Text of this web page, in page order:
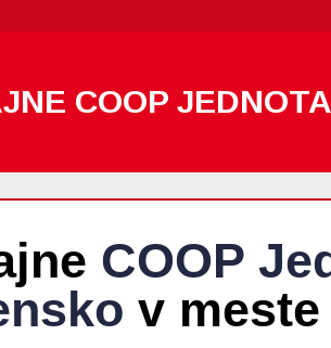
COOP
COOP
v